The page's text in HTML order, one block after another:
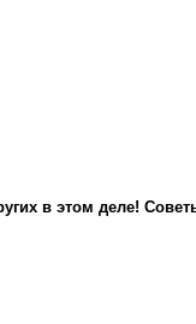
в этом деле!